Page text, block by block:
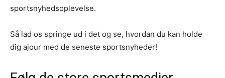
sportsnyhedsoplevelse.
Så lad os springe ud i det og se, hvordan du kan holde
dig ajour med de seneste sportsnyheder!